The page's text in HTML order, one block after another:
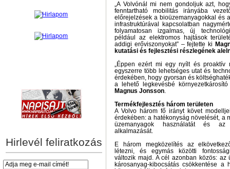
Hirlevél feliratkozás
„A Volvónál mi nem gondoljuk azt,
fenntartható mobilitás irányába
előrejelzések a bioüzemanyagokkal és
infrastruktúrával kapcsolatban
folyamatosan izgalmas, új
például az elektromos hajtások
addigi erőviszonyokat” – fejtette ki
kutatási és fejlesztési részlegének
„Éppen ezért mi egy nyílt és proaktív
egyszerre több lehetséges utat és
érdekében, hogy gyorsan és
a lehető legkevésbé
Magnus Jonsson.
Termékfejlesztés három területen
A Volvo három fő irányt követ
érdekében: a hatékonyság növelését, a
üzemanyagok használatát és az
alkalmazását.
E három megközelítés az
létezni, és egymás közötti
változik majd. A cél azonban közös: az
károsanyag-kibocsátás csökkentése